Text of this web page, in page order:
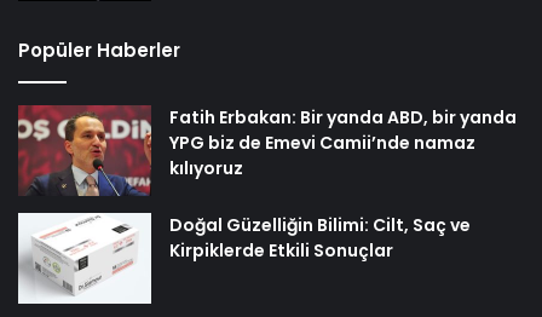
Popüler Haberler
Fatih Erbakan: Bir yanda ABD, bir yanda
YPG biz de Emevi Camii’nde namaz
kılıyoruz
Doğal Güzelliğin Bilimi: Cilt, Saç ve
Kirpiklerde Etkili Sonuçlar